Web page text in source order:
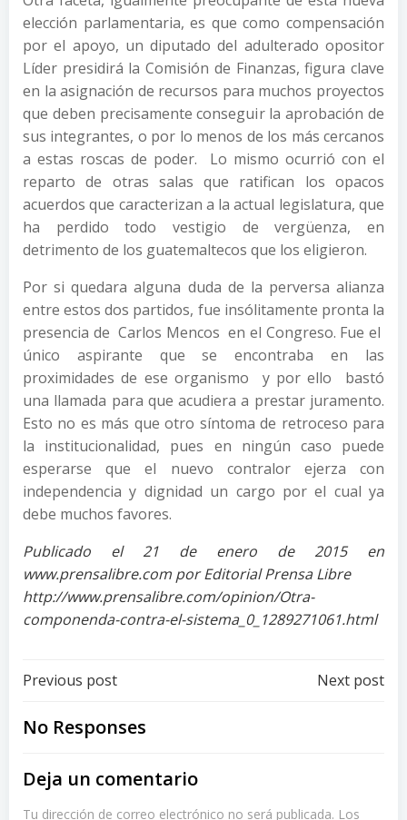
elección parlamentaria, es que como compensación
por el apoyo, un diputado del adulterado opositor
Líder presidirá la Comisión de Finanzas, figura clave
en la asignación de recursos para muchos proyectos
que deben precisamente conseguir la aprobación de
sus integrantes, o por lo menos de los más cercanos
a estas roscas de poder. Lo mismo ocurrió con el
reparto de otras salas que ratifican los opacos
acuerdos que caracterizan a la actual legislatura, que
ha perdido todo vestigio de vergüenza, en
detrimento de los guatemaltecos que los eligieron.
Por si quedara alguna duda de la perversa alianza
entre estos dos partidos, fue insólitamente pronta la
presencia de Carlos Mencos en el Congreso. Fue el
único aspirante que se encontraba en las
proximidades de ese organismo y por ello bastó
una llamada para que acudiera a prestar juramento.
Esto no es más que otro síntoma de retroceso para
la institucionalidad, pues en ningún caso puede
esperarse que el nuevo contralor ejerza con
independencia y dignidad un cargo por el cual ya
debe muchos favores.
Publicado el 21 de enero de 2015 en
www.prensalibre.com por Editorial Prensa Libre
http://www.prensalibre.com/opinion/Otra-
componenda-contra-el-sistema_0_1289271061.html
Post
navigation
Previous post Next post
No Responses
Deja un comentario
Tu dirección de correo electrónico no será publicada. Los